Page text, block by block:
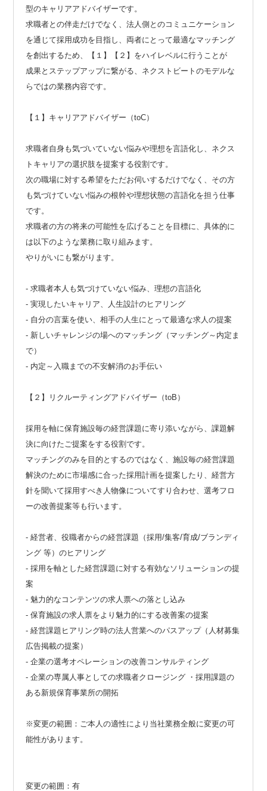
型のキャリアアドバイザーです。
求職者との伴走だけでなく、法人側とのコミュニケーション
を通じて採用成功を目指し、両者にとって最適なマッチング
を創出するため、【１】【２】をハイレベルに行うことが
成果とステップアップに繋がる、ネクストビートのモデルな
らではの業務内容です。
【１】キャリアアドバイザー（toC）
求職者自身も気づいていない悩みや理想を言語化し、ネクス
トキャリアの選択肢を提案する役割です。
次の職場に対する希望をただお伺いするだけでなく、その方
も気づけていない悩みの根幹や理想状態の言語化を担う仕事
です。
求職者の方の将来の可能性を広げることを目標に、具体的に
は以下のような業務に取り組みます。
やりがいにも繋がります。
- 求職者本人も気づけていない悩み、理想の言語化
- 実現したいキャリア、人生設計のヒアリング
- 自分の言葉を使い、相手の人生にとって最適な求人の提案
- 新しいチャレンジの場へのマッチング（マッチング～内定ま
で）
- 内定～入職までの不安解消のお手伝い
【２】リクルーティングアドバイザー（toB）
採用を軸に保育施設毎の経営課題に寄り添いながら、課題解
決に向けたご提案をする役割です。
マッチングのみを目的とするのではなく、施設毎の経営課題
解決のために市場感に合った採用計画を提案したり、経営方
針を聞いて採用すべき人物像についてすり合わせ、選考フロ
ーの改善提案等も行います。
- 経営者、役職者からの経営課題（採用/集客/育成/ブランディ
ング 等）のヒアリング
- 採用を軸とした経営課題に対する有効なソリューションの提
案
- 魅力的なコンテンツの求人票への落とし込み
- 保育施設の求人票をより魅力的にする改善案の提案
- 経営課題ヒアリング時の法人営業へのパスアップ（人材募集
広告掲載の提案）
- 企業の選考オペレーションの改善コンサルティング
- 企業の専属人事としての求職者クロージング ・採用課題の
ある新規保育事業所の開拓
※変更の範囲：ご本人の適性により当社業務全般に変更の可
能性があります。
変更の範囲：有